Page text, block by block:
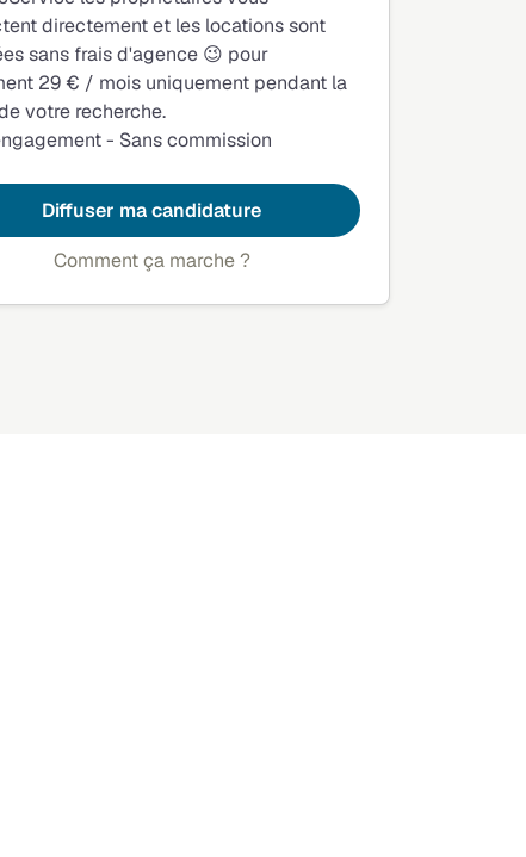
directement et les locations sont
sans frais d'agence 😉 pour
29 € / mois uniquement pendant la
votre recherche.
- Sans commission
Diffuser ma candidature
Comment ça marche ?